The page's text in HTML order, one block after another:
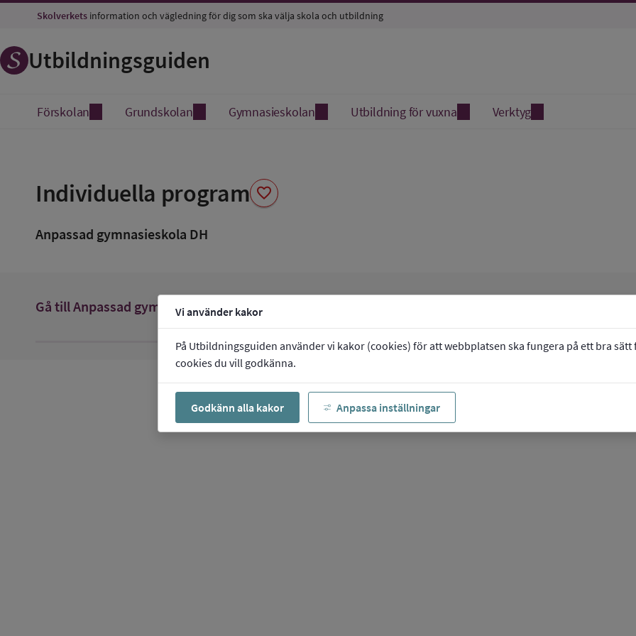
Vi använder kakor
På Utbildningsguiden använder vi kakor (cookies) för att webbplatsen ska fungera på ett bra sätt
cookies du vill godkänna.
Godkänn alla kakor Anpassa inställningar
Skolverkets information och vägledning för dig som ska välja skola och utbildning
Utbildningsguiden
Förskolan Grundskolan Gymnasieskolan Utbildning för vuxna Verktyg
Individuella program favorite
favorit
Anpassad gymnasieskola DH
Gå tillAnpassad gymnasieskola DHarrow_forward